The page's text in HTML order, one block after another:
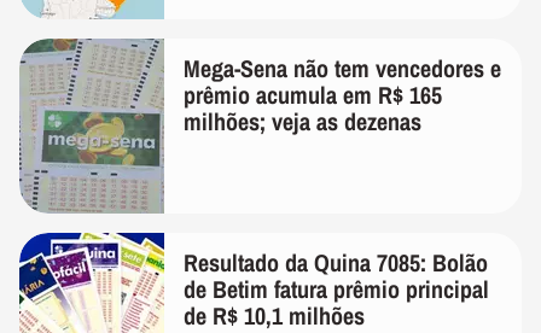
Mega-Sena não tem vencedores e
prêmio acumula em R$ 165
milhões; veja as dezenas
Resultado da Quina 7085: Bolão
de Betim fatura prêmio principal
de R$ 10,1 milhões